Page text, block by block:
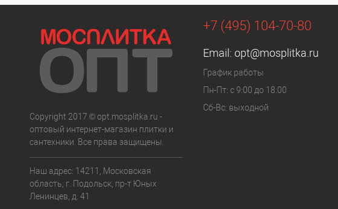
Copyright 2017 © opt.mosplitka.ru -
оптовый интернет-магазин плитки и
сантехники. Все права защищены.
Наш адрес: 14211, Московская
область, г. Подольск, пр-т Юных
Ленинцев, д. 41
+7 (495) 104-70-80
Email: opt@mosplitka.ru
График работы
Пн-Пт: с 9:00 до 18:00
Сб-Вс: выходной